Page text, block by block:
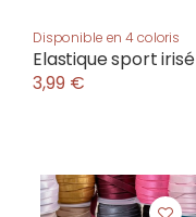
Disponible en 4 coloris
Elastique sport irisé
3,99 €